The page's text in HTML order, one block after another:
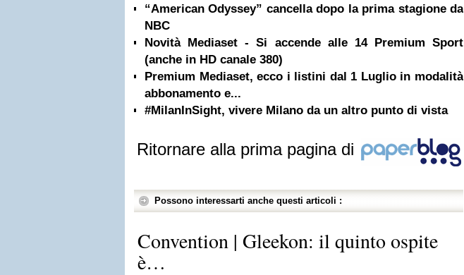
“American Odyssey” cancella dopo la prima stagione da
NBC
Novità Mediaset - Si accende alle 14 Premium Sport
(anche in HD canale 380)
Premium Mediaset, ecco i listini dal 1 Luglio in modalità
abbonamento e...
#MilanInSight, vivere Milano da un altro punto di vista
Ritornare alla prima pagina di
Possono interessarti anche questi articoli :
Convention | Gleekon: il quinto ospite
è…